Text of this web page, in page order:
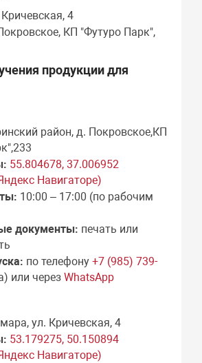
4
КП "Футуро Парк",
продукции для
район, д. Покровское,КП
55.804678, 37.006952
Навигаторе)
10:00 – 17:00 (по рабочим
документы: печать или
по телефону+7 (985) 739-
или черезWhatsApp
ул. Кричевская, 4
53.179275, 50.150894
Навигаторе)